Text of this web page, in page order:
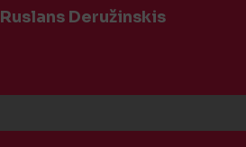
Ruslans Deružinskis